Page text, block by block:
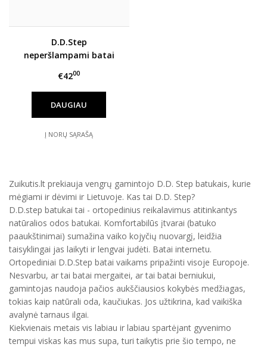
D.D.Step
neperšlampami batai
€4200
DAUGIAU
Į NORŲ SĄRAŠĄ
Zuikutis.lt prekiauja vengrų gamintojo D.D. Step batukais, kurie
mėgiami ir dėvimi ir Lietuvoje. Kas tai D.D. Step?
D.D.step batukai tai - ortopedinius reikalavimus atitinkantys
natūralios odos batukai. Komfortabilūs įtvarai (batuko
paaukštinimai) sumažina vaiko kojyčių nuovargį, leidžia
taisyklingai jas laikyti ir lengvai judėti. Batai internetu.
Ortopediniai D.D.Step batai vaikams pripažinti visoje Europoje.
Nesvarbu, ar tai batai mergaitei, ar tai batai berniukui,
gamintojas naudoja pačios aukščiausios kokybės medžiagas,
tokias kaip natūrali oda, kaučiukas. Jos užtikrina, kad vaikiška
avalynė tarnaus ilgai.
Kiekvienais metais vis labiau ir labiau spartėjant gyvenimo
tempui viskas kas mus supa, turi taikytis prie šio tempo, ne